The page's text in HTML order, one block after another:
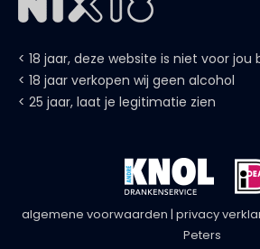
< 18 jaar, deze website is niet voor jou
< 18 jaar verkopen wij geen alcohol
< 25 jaar, laat je legitimatie zien
algemene voorwaarden | privacy
Peters